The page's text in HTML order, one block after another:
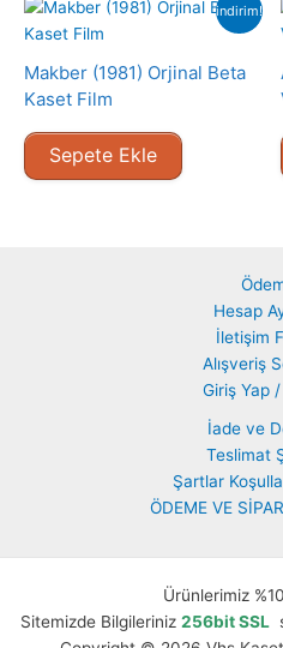
indirim!
Makber (1981) Orjinal Beta
Kaset Film
Sepete Ekle
Hesap
İletişim
Alışveriş
Giriş Yap
İade ve
Teslimat
Şartlar
ÖDEME VE
Ürünlerimiz
Sitemizde Bilgileriniz 256bit SSL